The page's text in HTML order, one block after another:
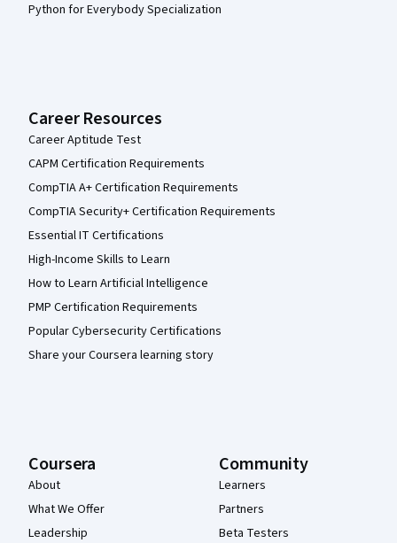
Python for Everybody Specialization
Career Resources
Career Aptitude Test
CAPM Certification Requirements
CompTIA A+ Certification Requirements
CompTIA Security+ Certification Requirements
Essential IT Certifications
High-Income Skills to Learn
How to Learn Artificial Intelligence
PMP Certification Requirements
Popular Cybersecurity Certifications
Share your Coursera learning story
Coursera
About
What We Offer
Leadership
Community
Learners
Partners
Beta Testers